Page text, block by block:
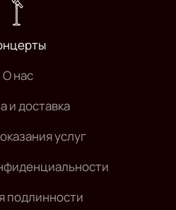
О нас
и доставка
услуг
подлинности